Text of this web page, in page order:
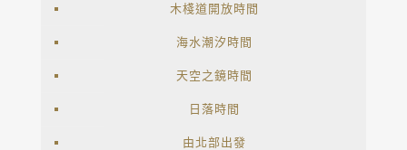
木棧道開放時間
海水潮汐時間
天空之鏡時間
日落時間
由北部出發